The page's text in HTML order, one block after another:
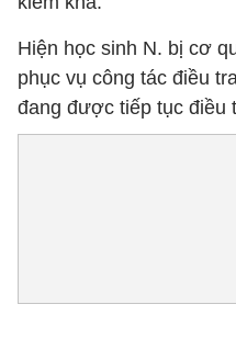
Hiện học sinh N. bị cơ
phục vụ công tác điều
đang được tiếp tục điều